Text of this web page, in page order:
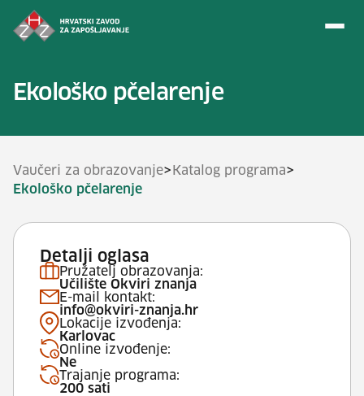
Ekološko pčelarenje
Vaučeri za obrazovanje> Katalog programa>
Ekološko pčelarenje
Detalji oglasa
Pružatelj obrazovanja:
Učilište Okviri znanja
E-mail kontakt:
info@okviri-znanja.hr
Lokacije izvođenja:
Karlovac
Online izvođenje:
Ne
Trajanje programa:
200 sati